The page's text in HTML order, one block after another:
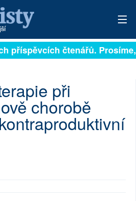
příspěvcích čtenářů.
při
chorobě